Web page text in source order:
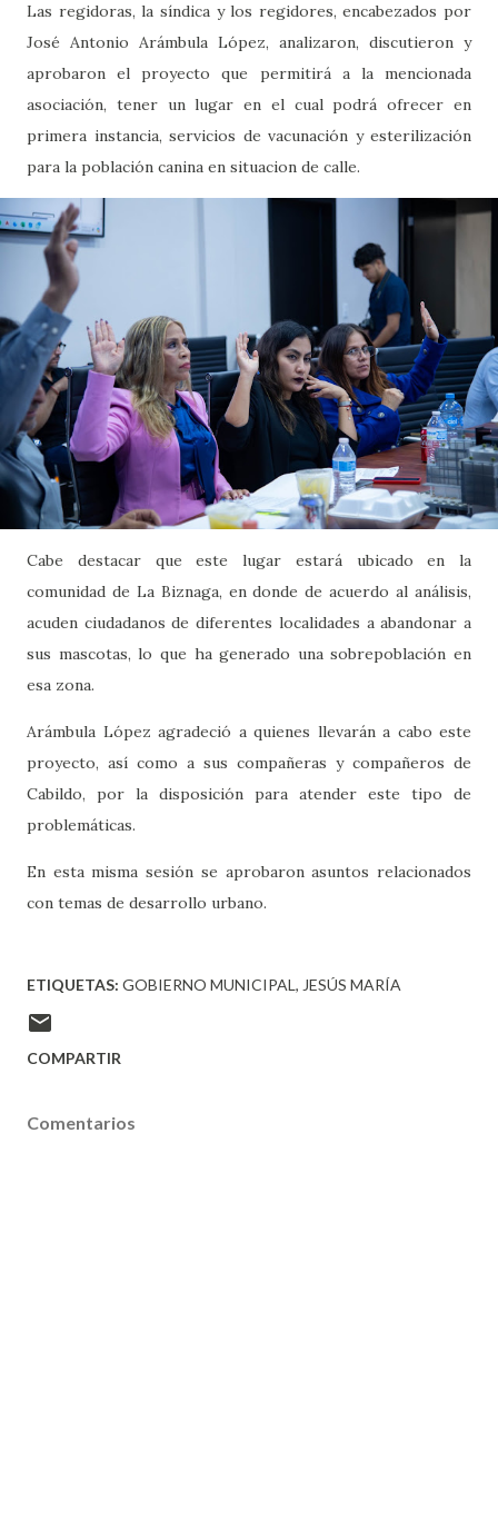
Las regidoras, la síndica y los regidores, encabezados por
José Antonio Arámbula López, analizaron, discutieron y
aprobaron el proyecto que permitirá a la mencionada
asociación, tener un lugar en el cual podrá ofrecer en
primera instancia, servicios de vacunación y esterilización
para la población canina en situacion de calle.
Cabe destacar que este lugar estará ubicado en la
comunidad de La Biznaga, en donde de acuerdo al análisis,
acuden ciudadanos de diferentes localidades a abandonar a
sus mascotas, lo que ha generado una sobrepoblación en
esa zona.
Arámbula López agradeció a quienes llevarán a cabo este
proyecto, así como a sus compañeras y compañeros de
Cabildo, por la disposición para atender este tipo de
problemáticas.
En esta misma sesión se aprobaron asuntos relacionados
con temas de desarrollo urbano.
ETIQUETAS: GOBIERNO MUNICIPAL JESÚS MARÍA
COMPARTIR
Comentarios